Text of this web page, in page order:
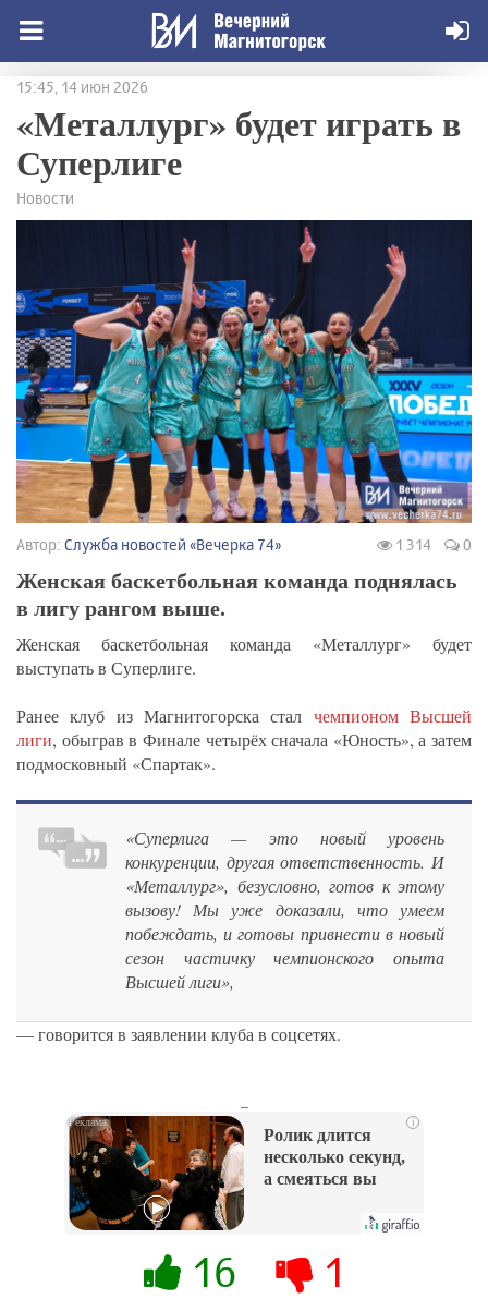
15:45, 14 июн 2026
«Металлург» будет играть в
Суперлиге
Новости
Автор: Служба новостей «Вечерка 74» 1 314 0
Женская баскетбольная команда поднялась
в лигу рангом выше.
Женская баскетбольная команда «Металлург» будет
выступать в Суперлиге.
Ранее клуб из Магнитогорска стал чемпионом Высшей
лиги, обыграв в Финале четырёх сначала «Юность», а затем
подмосковный «Спартак».
«Суперлига — это новый уровень
конкуренции, другая ответственность. И
«Металлург», безусловно, готов к этому
вызову! Мы уже доказали, что умеем
побеждать, и готовы привнести в новый
сезон частичку чемпионского опыта
Высшей лиги»,
— говорится в заявлении клуба в соцсетях.
i
Ролик длится
несколько секунд,
а смеяться вы
16 1